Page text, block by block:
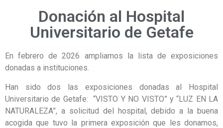
Donación al Hospital
Universitario de Getafe
En febrero de 2026 ampliamos la lista de exposiciones
donadas a instituciones.
Han sido dos las exposiciones donadas al Hospital
Universitario de Getafe: “VISTO Y NO VISTO” y “LUZ EN LA
NATURALEZA”, a solicitud del hospital, debido a la buena
acogida que tuvo la primera exposición que les donamos,